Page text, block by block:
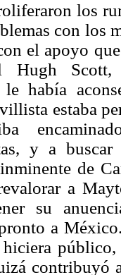
los
con los
el apoyo
Hugh
le había
estaba
iba
y a
de
a
su
a
hiciera
contribuyó